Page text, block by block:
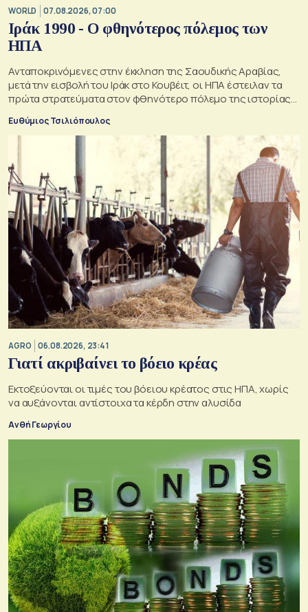
WORLD 07.08.2026, 07:00
Ιράκ 1990 - Ο φθηνότερος πόλεμος των
ΗΠΑ
Ανταποκρινόμενες στην έκκληση της Σαουδικής Αραβίας,
μετά την εισβολή του Ιράκ στο Κουβέιτ, οι ΗΠΑ έστειλαν τα
πρώτα στρατεύματα στον φθηνότερο πόλεμο της ιστορίας
τους
Ευθύμιος Τσιλιόπουλος
AGRO 06.08.2026, 23:41
Γιατί ακριβαίνει το βόειο κρέας
Εκτοξεύονται οι τιμές του βόειου κρέατος στις ΗΠΑ, χωρίς
να αυξάνονται αντίστοιχα τα κέρδη στην αλυσίδα
Ανθή Γεωργίου